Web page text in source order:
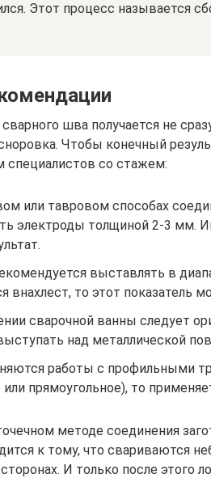
Этот процесс называется
шва получается не
Чтобы конечный
специалистов со стажем:
или тавровом способах
электроды толщиной 2-3 мм.
выставлять в
внахлест, то этот показатель
сварочной ванны следует
над металлической
работы с профильными
прямоугольное), то
методе соединения
к тому, что свариваются
И только после этого